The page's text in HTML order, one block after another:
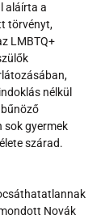
aláírta a
törvényt,
LMBTQ+
nélkül
sok gyermek
szárad.
Novák